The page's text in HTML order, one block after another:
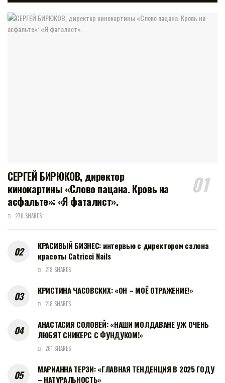
СЕРГЕЙ БИРЮКОВ, директор
кинокартины «Слово пацана. Кровь на
асфальте»: «Я фаталист».
270 SHARES
КРАСИВЫЙ БИЗНЕС: интервью с директором салона
красоты Catricci Nails
218 SHARES
КРИСТИНА ЧАСОВСКИХ: «ОН – МОЁ ОТРАЖЕНИЕ!»
218 SHARES
АНАСТАСИЯ СОЛОВЕЙ: «НАШИ МОЛДАВАНЕ УЖ ОЧЕНЬ
ЛЮБЯТ СНИКЕРС С ФУНДУКОМ!»
261 SHARES
МАРИАННА ТЕРЗИ: «ГЛАВНАЯ ТЕНДЕНЦИЯ В 2025 ГОДУ
– НАТУРАЛЬНОСТЬ»